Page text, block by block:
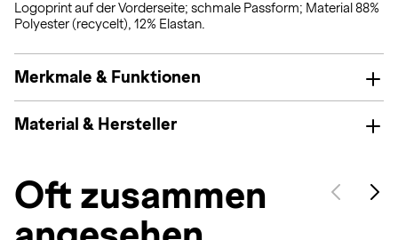
Logoprint auf der Vorderseite; schmale Passform; Material 88%
Polyester (recycelt), 12% Elastan.
Merkmale & Funktionen
Material & Hersteller
Oft zusammen